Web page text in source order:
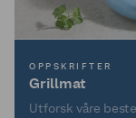
OPPSKRIFTER
Grillmat
Utforsk våre